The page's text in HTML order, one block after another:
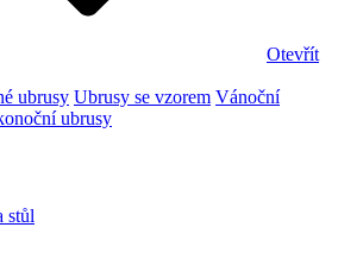
Otevřít
ubrusy Ubrusy se vzorem Vánoční
ubrusy
stůl